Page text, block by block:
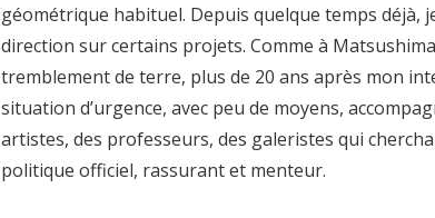
géométrique habituel. Depuis quelque temps déjà,
direction sur certains projets. Comme à
tremblement de terre, plus de 20 ans après mon
situation d’urgence, avec peu de moyens,
artistes, des professeurs, des galeristes qui
politique officiel, rassurant et menteur.